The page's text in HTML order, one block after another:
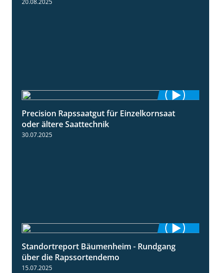
20.08.2025
2:05
Precision Rapssaatgut für Einzelkornsaat
oder ältere Saattechnik
30.07.2025
6:03
Standortreport Bäumenheim - Rundgang
über die Rapssortendemo
15.07.2025